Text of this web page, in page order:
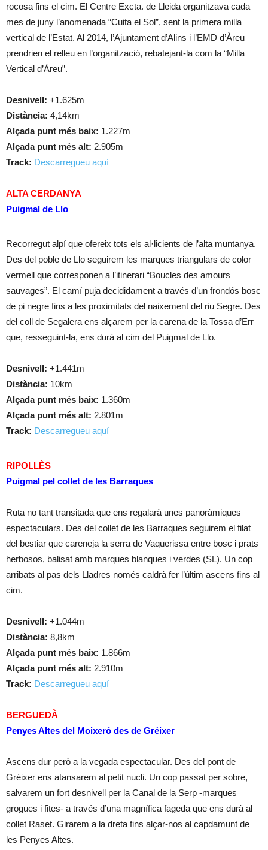
rocosa fins el cim. El Centre Excta. de Lleida organitzava cada
mes de juny l’anomenada “Cuita el Sol”, sent la primera milla
vertical de l’Estat. Al 2014, l’Ajuntament d’Alins i l’EMD d’Àreu
prendrien el relleu en l’organització, rebatejant-la com la “Milla
Vertical d’Àreu”.
Desnivell: +1.625m
Distància: 4,14km
Alçada punt més baix: 1.227m
Alçada punt més alt: 2.905m
Track: Descarregueu aquí
ALTA CERDANYA
Puigmal de Llo
Recorregut alpí que ofereix tots els al·licients de l’alta muntanya.
Des del poble de Llo seguirem les marques triangulars de color
vermell que corresponen a l’itinerari “Boucles des amours
sauvages”. El camí puja decididament a través d’un frondós bosc
de pi negre fins a les proximitats del naixement del riu Segre. Des
del coll de Segalera ens alçarem per la carena de la Tossa d’Err
que, resseguint-la, ens durà al cim del Puigmal de Llo.
Desnivell: +1.441m
Distància: 10km
Alçada punt més baix: 1.360m
Alçada punt més alt: 2.801m
Track: Descarregueu aquí
RIPOLLÈS
Puigmal pel collet de les Barraques
Ruta no tant transitada que ens regalarà unes panoràmiques
espectaculars. Des del collet de les Barraques seguirem el filat
del bestiar que careneja la serra de Vaquerissa entre bosc i prats
herbosos, balisat amb marques blanques i verdes (SL). Un cop
arribats al pas dels Lladres només caldrà fer l’últim ascens fins al
cim.
Desnivell: +1.044m
Distància: 8,8km
Alçada punt més baix: 1.866m
Alçada punt més alt: 2.910m
Track: Descarregueu aquí
BERGUEDÀ
Penyes Altes del Moixeró des de Gréixer
Ascens dur però a la vegada espectacular. Des del pont de
Gréixer ens atansarem al petit nucli. Un cop passat per sobre,
salvarem un fort desnivell per la Canal de la Serp -marques
grogues i fites- a través d’una magnífica fageda que ens durà al
collet Raset. Girarem a la dreta fins alçar-nos al capdamunt de
les Penyes Altes.